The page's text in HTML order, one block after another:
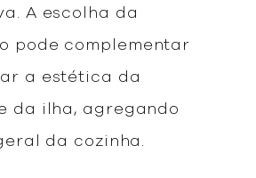
A escolha da
pode complementar
a estética da
da ilha, agregando
da cozinha.